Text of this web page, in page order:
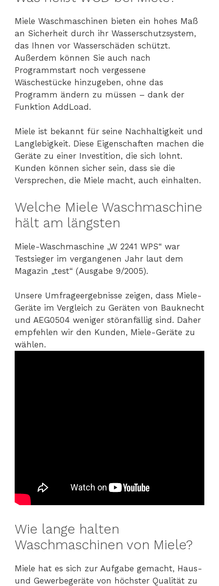
Miele Waschmaschinen bieten ein hohes Maß
an Sicherheit durch ihr Wasserschutzsystem,
das Ihnen vor Wasserschäden schützt.
Außerdem können Sie auch nach
Programmstart noch vergessene
Wäschestücke hinzugeben, ohne das
Programm ändern zu müssen – dank der
Funktion AddLoad.
Miele ist bekannt für seine Nachhaltigkeit und
Langlebigkeit. Diese Eigenschaften machen die
Geräte zu einer Investition, die sich lohnt.
Kunden können sicher sein, dass sie die
Versprechen, die Miele macht, auch einhalten.
Welche Miele Waschmaschine
hält am längsten
Miele-Waschmaschine „W 2241 WPS“ war
Testsieger im vergangenen Jahr laut dem
Magazin „test“ (Ausgabe 9/2005).
Unsere Umfrageergebnisse zeigen, dass Miele-
Geräte im Vergleich zu Geräten von Bauknecht
und AEG0504 weniger störanfällig sind. Daher
empfehlen wir den Kunden, Miele-Geräte zu
wählen.
Wie lange halten
Waschmaschinen von Miele?
Miele hat es sich zur Aufgabe gemacht, Haus-
und Gewerbegeräte von höchster Qualität zu